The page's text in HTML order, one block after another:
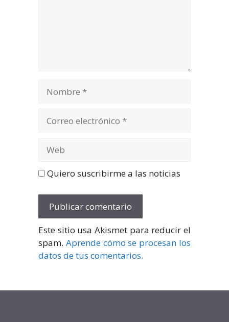
electrónico
Quiero suscribirme a las noticias
Este sitio usa Akismet para reducir el
spam. Aprende cómo se procesan los
datos de tus comentarios.